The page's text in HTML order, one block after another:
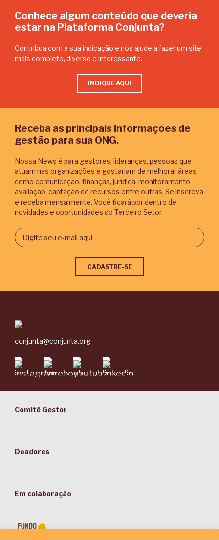
Conhece algum conteúdo que deveria
estar na Plataforma Conjunta?
Contribua com a sua indicação e nos ajude a fazer um site
mais completo, diverso e interessante.
INDIQUE AQUI
Receba as principais informações de
gestão para sua ONG.
Nossa News é para gestores, lideranças, pessoas que
atuam nas organizações e gostariam de melhorar áreas
como comunicação, finanças, jurídica, monitoramento
avaliação, captação de recursos entre outras. Se inscreva
e receba mensalmente. Você ficará por dentro de
novidades e oportunidades do Terceiro Setor.
conjunta@conjunta.org
Comitê Gestor
Doadores
Em colaboração